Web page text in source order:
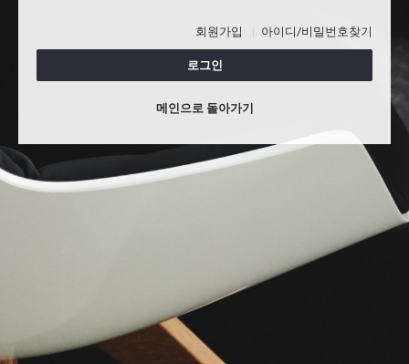
회원가입 아이디/비밀번호찾기
로그인
메인으로 돌아가기